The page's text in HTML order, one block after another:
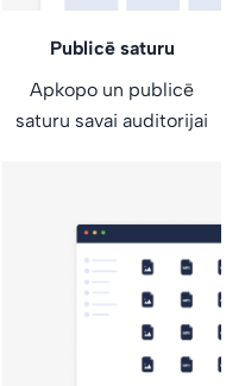
Publicē saturu
Apkopo un publicē
saturu savai auditorijai